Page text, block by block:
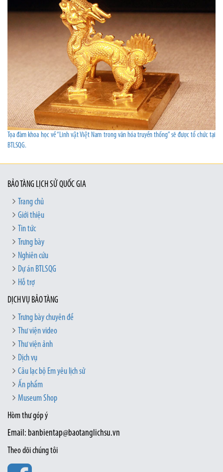
Tọa đàm khoa học về “Linh vật Việt Nam trong văn hóa truyền thống” sẽ được tổ chức tại
BTLSQG.
BẢO TÀNG LỊCH SỬ QUỐC GIA
Trang chủ
Giới thiệu
Tin tức
Trưng bày
Nghiên cứu
Dự án BTLSQG
Hỗ trợ
DỊCH VỤ BẢO TÀNG
Trưng bày chuyên đề
Thư viện video
Thư viện ảnh
Dịch vụ
Câu lạc bộ Em yêu lịch sử
Ấn phẩm
Museum Shop
Hòm thư góp ý
Email: banbientap@baotanglichsu.vn
Theo dõi chúng tôi